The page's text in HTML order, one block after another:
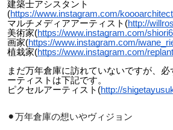
建築士アシスタント
(https://www.instagram.com/
マルチメディアアーティスト(http://
美術家(https://www.instagram.com/
画家(https://www.instagram.com/
植栽家(https://www.instagram.com/
まだ万年倉庫に訪れていないですが、
ーティストは下記です。
ピクセルアーティスト(http://
⚫︎万年倉庫の想いやヴィジョン